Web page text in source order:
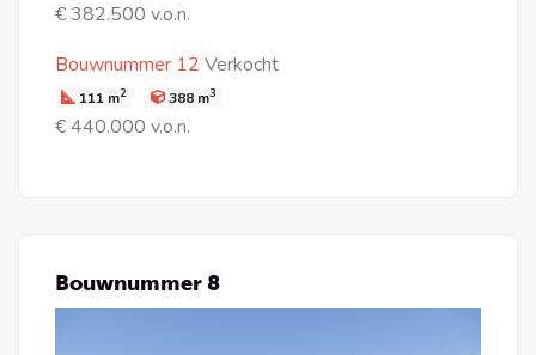
€ 382.500 v.o.n.
Bouwnummer 12 Verkocht
111 m2 388 m3
€ 440.000 v.o.n.
Bouwnummer 8